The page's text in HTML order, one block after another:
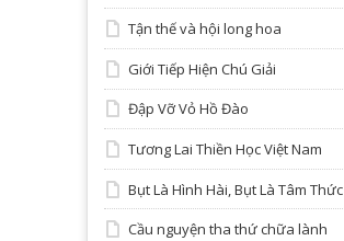
Tận thế và hội long hoa
Giới Tiếp Hiện Chú Giải
Đập Vỡ Vỏ Hồ Đào
Tương Lai Thiền Học Việt Nam
Bụt Là Hình Hài, Bụt Là Tâm Thức
Cầu nguyện tha thứ chữa lành